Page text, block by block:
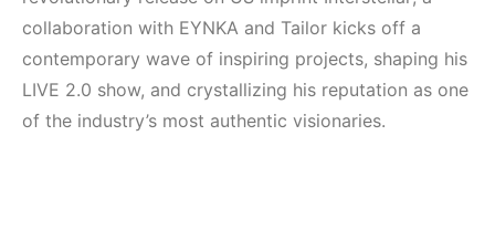
collaboration with EYNKA and Tailor kicks off a
contemporary wave of inspiring projects, shaping his
LIVE 2.0 show, and crystallizing his reputation as one
of the industry’s most authentic visionaries.